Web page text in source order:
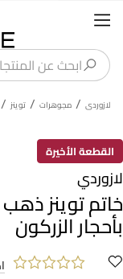
لازوردى / مجوهرات / توينز /
القطعة الأخيرة
لازوردي
بأحجار الزركون